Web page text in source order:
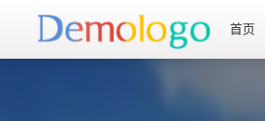
首页